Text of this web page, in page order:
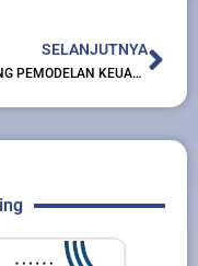
SELANJUTNYA
TRAINING PEMODELAN KEUANGAN UNTUK MENYUSUN ANGGARAN PERUSAHAAN